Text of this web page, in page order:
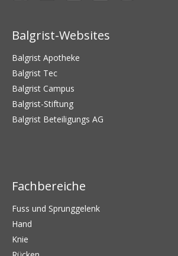
Balgrist-Websites
Balgrist Apotheke
Balgrist Tec
Balgrist Campus
Balgrist-Stiftung
Balgrist Beteiligungs AG
Fachbereiche
Fuss und Sprunggelenk
Hand
Knie